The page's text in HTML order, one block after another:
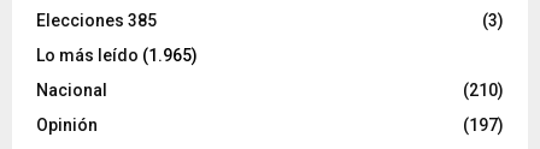
Elecciones 385
(3)
Lo más leído (1.965)
Nacional
(210)
Opinión
(197)